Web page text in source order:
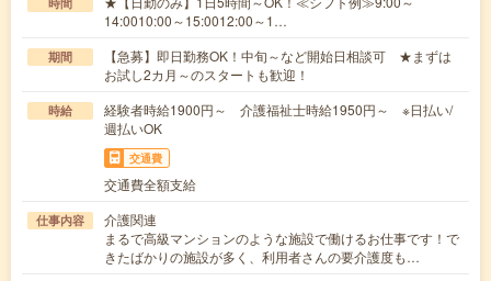
14:0010:00～15:0012:00～1…
期間
【急募】即日勤務OK！中旬～など開始日相談可 ★まずは
お試し2カ月～のスタートも歓迎！
時給
経験者時給1900円～ 介護福祉士時給1950円～ ※日払い/
週払いOK
交通費
交通費全額支給
仕事内容
介護関連
まるで高級マンションのような施設で働けるお仕事です！で
きたばかりの施設が多く、利用者さんの要介護度も…